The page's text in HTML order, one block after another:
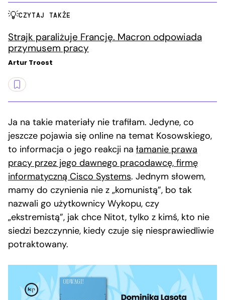
CZYTAJ TAKŻE
Strajk paraliżuje Francję. Macron odpowiada
przymusem pracy
Artur Troost
Ja na takie materiały nie trafiłam. Jedyne, co
jeszcze pojawia się online na temat Kosowskiego,
to informacja o jego reakcji na łamanie prawa
pracy przez jego dawnego pracodawcę, firmę
informatyczną Cisco Systems. Jednym słowem,
mamy do czynienia nie z „komunistą”, bo tak
nazwali go użytkownicy Wykopu, czy
„ekstremistą”, jak chce Nitot, tylko z kimś, kto nie
siedzi bezczynnie, kiedy czuje się niesprawiedliwie
potraktowany.